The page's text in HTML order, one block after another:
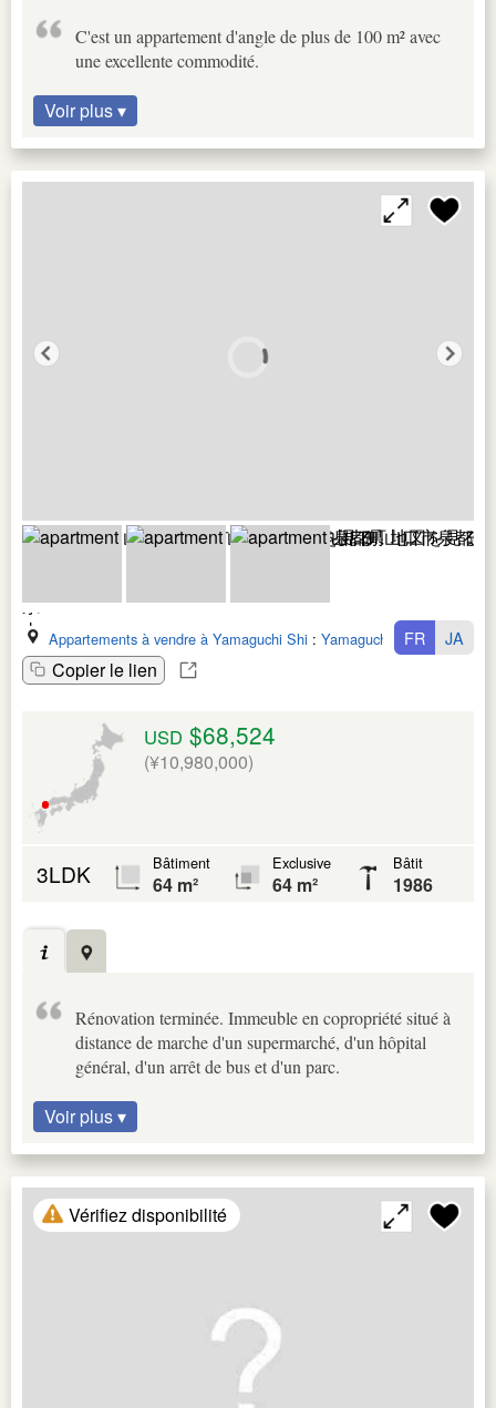
C'est un appartement d'angle de plus de 100 m² avec
une excellente commodité.
Voir plus ▾
Appartements à vendre à Yamaguchi Shi : Yamaguchi Ken
Copier le lien
FR JA
USD $68,524
(¥10,980,000)
3LDK Bâtiment
64 m²
Exclusive
64 m²
Bâtit
1986
Rénovation terminée. Immeuble en copropriété situé à
distance de marche d'un supermarché, d'un hôpital
général, d'un arrêt de bus et d'un parc.
Voir plus ▾
Vérifiez disponibilité